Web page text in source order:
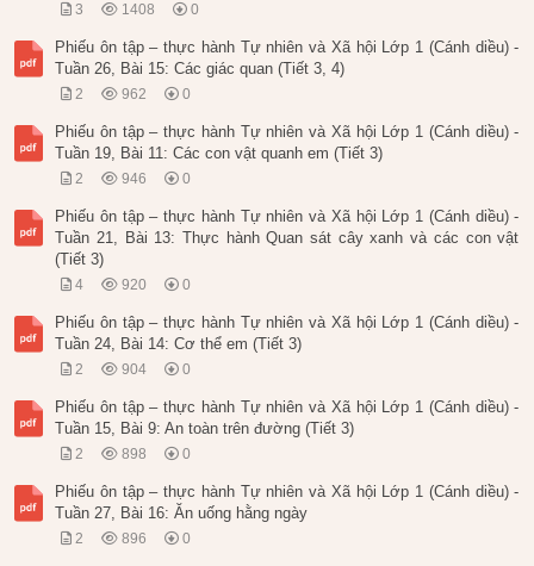
3 1408 0
Phiếu ôn tập – thực hành Tự nhiên và Xã hội Lớp 1 (Cánh diều) -
Tuần 26, Bài 15: Các giác quan (Tiết 3, 4)
2 962 0
Phiếu ôn tập – thực hành Tự nhiên và Xã hội Lớp 1 (Cánh diều) -
Tuần 19, Bài 11: Các con vật quanh em (Tiết 3)
2 946 0
Phiếu ôn tập – thực hành Tự nhiên và Xã hội Lớp 1 (Cánh diều) -
Tuần 21, Bài 13: Thực hành Quan sát cây xanh và các con vật
(Tiết 3)
4 920 0
Phiếu ôn tập – thực hành Tự nhiên và Xã hội Lớp 1 (Cánh diều) -
Tuần 24, Bài 14: Cơ thể em (Tiết 3)
2 904 0
Phiếu ôn tập – thực hành Tự nhiên và Xã hội Lớp 1 (Cánh diều) -
Tuần 15, Bài 9: An toàn trên đường (Tiết 3)
2 898 0
Phiếu ôn tập – thực hành Tự nhiên và Xã hội Lớp 1 (Cánh diều) -
Tuần 27, Bài 16: Ăn uống hằng ngày
2 896 0